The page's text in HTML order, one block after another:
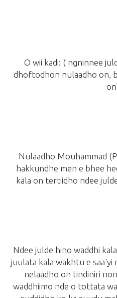
O wii kadi: ( ngninnee
dhoftodhon nulaadho on,
Nulaadho Mouhammad
hakkundhe men e bhee
kala on tertiidho ndee
Ndee julde hino waddhi
juulata kala wakhtu e saa'yi
nelaadho on tindiniri
waddhiimo nde o tottata